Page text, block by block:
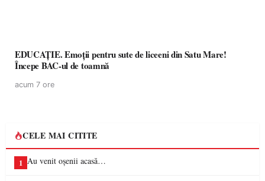
EDUCAȚIE. Emoții pentru sute de liceeni din Satu Mare!
Începe BAC-ul de toamnă
acum 7 ore
CELE MAI CITITE
1 Au venit oșenii acasă…